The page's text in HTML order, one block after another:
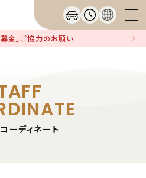
金」ご協力のお願い
ーディネート